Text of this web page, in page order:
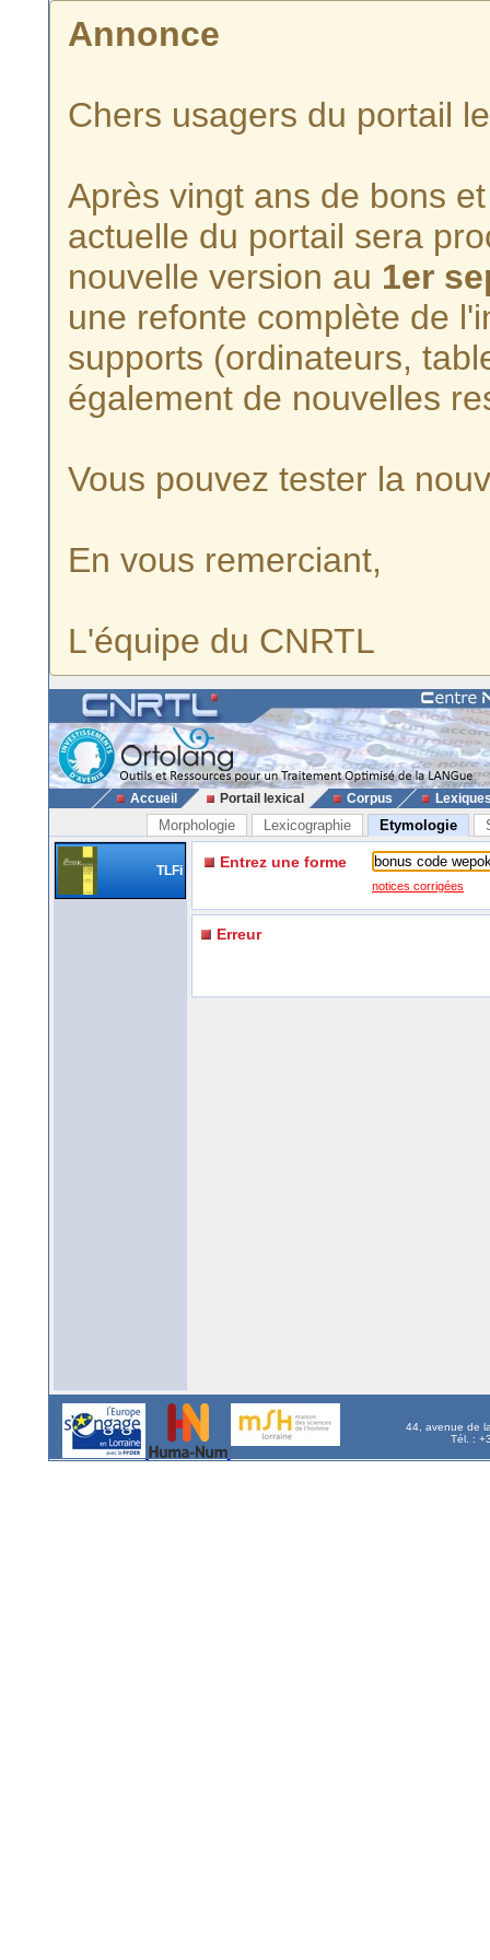
Annonce
Chers usagers du portail
Après vingt ans de bons
actuelle du portail sera
nouvelle version au 1er
une refonte complète de
supports (ordinateurs,
également de nouvelles
Vous pouvez tester la
En vous remerciant,
L'équipe du CNRTL
Accueil Portail lexical Corpus
Morphologie Lexicographie Etymologie
TLFi Entrez une forme
notices corrigées
Erreur
44, avenue de
Tél. :